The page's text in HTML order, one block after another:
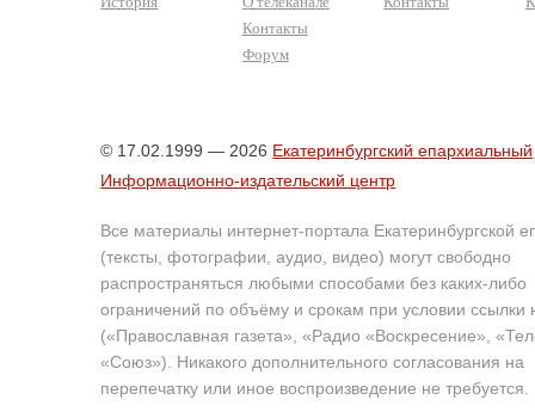
Контакты
Форум
© 17.02.1999 — 2026 Екатеринбургский епархиальный
Информационно-издательский центр
Все материалы интернет-портала Екатеринбургской
(тексты, фотографии, аудио, видео) могут свободно
распространяться любыми способами без каких-либо
ограничений по объёму и срокам при условии ссылки
(«Православная газета», «Радио «Воскресение»,
«Союз»). Никакого дополнительного согласования на
перепечатку или иное воспроизведение не требуется.